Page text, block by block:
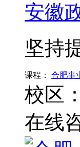
安徽
坚持
课程： 合肥事
校区：
在线